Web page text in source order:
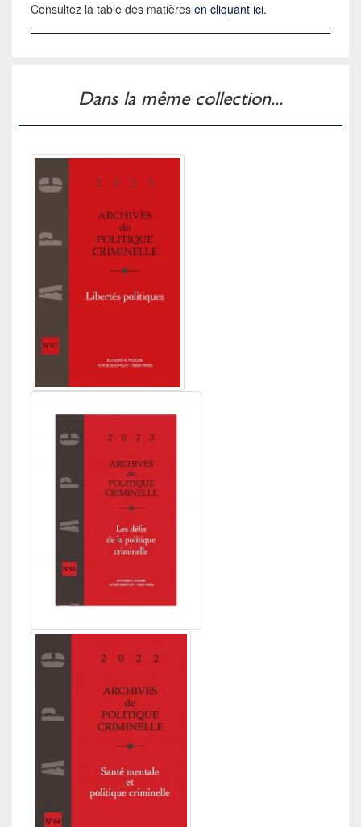
Consultez la table des matièresen cliquant ici.
Dans la même collection...